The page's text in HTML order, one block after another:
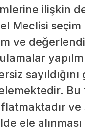
ilişkin
Meclisi
ve
ele